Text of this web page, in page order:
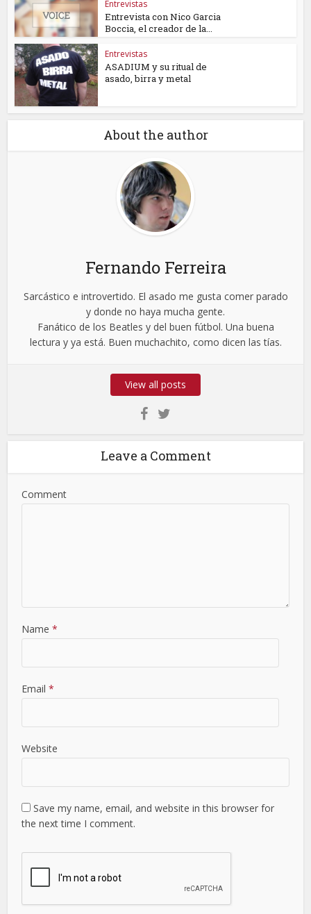
Entrevistas
Entrevista con Nico Garcia
Boccia, el creador de la...
Entrevistas
ASADIUM y su ritual de
asado, birra y metal
About the author
Fernando Ferreira
Sarcástico e introvertido. El asado me gusta comer parado
y donde no haya mucha gente.
Fanático de los Beatles y del buen fútbol. Una buena
lectura y ya está. Buen muchachito, como dicen las tías.
View all posts
Leave a Comment
Comment
Name *
Email *
Website
Save my name, email, and website in this browser for
the next time I comment.